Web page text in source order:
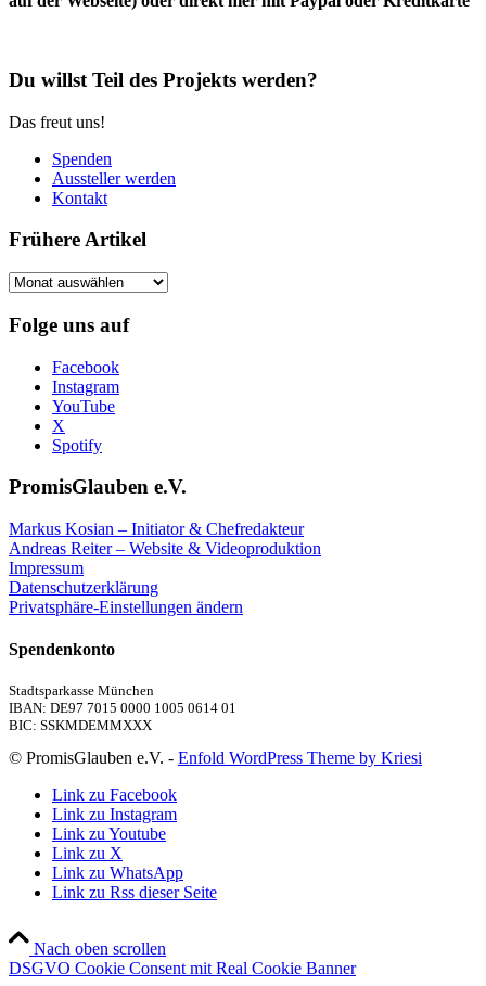
Du willst Teil des Projekts werden?
Das freut uns!
Spenden
Aussteller werden
Kontakt
Frühere Artikel
Frühere
Folge uns auf
Facebook
Instagram
YouTube
X
Spotify
PromisGlauben e.V.
Markus Kosian – Initiator & Chefredakteur
Andreas Reiter – Website & Videoproduktion
Impressum
Datenschutzerklärung
Privatsphäre-Einstellungen ändern
Spendenkonto
Stadtsparkasse München
IBAN: DE97 7015 0000 1005 0614 01
BIC: SSKMDEMMXXX
© PromisGlauben e.V. - Enfold WordPress Theme by Kriesi
Link zu Facebook
Link zu Instagram
Link zu Youtube
Link zu X
Link zu WhatsApp
Link zu Rss dieser Seite
Nach oben scrollen
DSGVO Cookie Consent mit Real Cookie Banner